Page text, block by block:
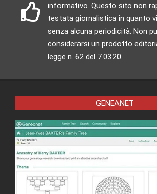
informativo. Questo sito non
testata giornalistica in quanto
senza alcuna periodicità. Non
considerarsi un prodotto
legge n. 62 del 7.03.20
GENEANET